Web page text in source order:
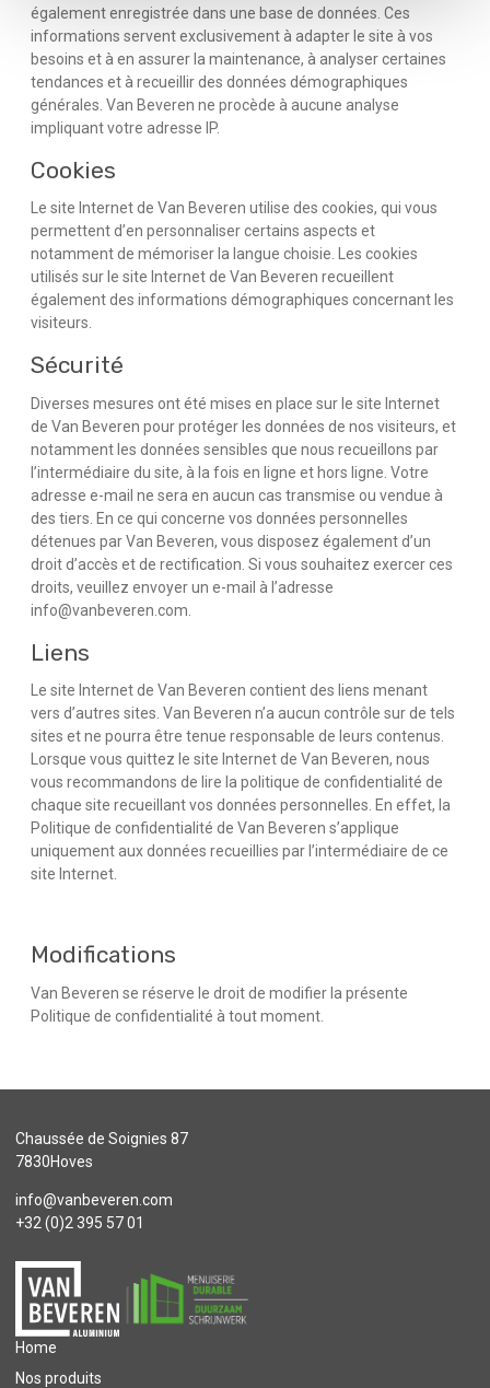
également enregistrée dans une base de données. Ces
informations servent exclusivement à adapter le site à vos
besoins et à en assurer la maintenance, à analyser certaines
tendances et à recueillir des données démographiques
générales. Van Beveren ne procède à aucune analyse
impliquant votre adresse IP.
Cookies
Le site Internet de Van Beveren utilise des cookies, qui vous
permettent d’en personnaliser certains aspects et
notamment de mémoriser la langue choisie. Les cookies
utilisés sur le site Internet de Van Beveren recueillent
également des informations démographiques concernant les
visiteurs.
Sécurité
Diverses mesures ont été mises en place sur le site Internet
de Van Beveren pour protéger les données de nos visiteurs, et
notamment les données sensibles que nous recueillons par
l’intermédiaire du site, à la fois en ligne et hors ligne. Votre
adresse e-mail ne sera en aucun cas transmise ou vendue à
des tiers. En ce qui concerne vos données personnelles
détenues par Van Beveren, vous disposez également d’un
droit d’accès et de rectification. Si vous souhaitez exercer ces
droits, veuillez envoyer un e-mail à l’adresse
info@vanbeveren.com.
Liens
Le site Internet de Van Beveren contient des liens menant
vers d’autres sites. Van Beveren n’a aucun contrôle sur de tels
sites et ne pourra être tenue responsable de leurs contenus.
Lorsque vous quittez le site Internet de Van Beveren, nous
vous recommandons de lire la politique de confidentialité de
chaque site recueillant vos données personnelles. En effet, la
Politique de confidentialité de Van Beveren s’applique
uniquement aux données recueillies par l’intermédiaire de ce
site Internet.
Modifications
Van Beveren se réserve le droit de modifier la présente
Politique de confidentialité à tout moment.
Chaussée de Soignies 87
7830Hoves
info@vanbeveren.com
+32 (0)2 395 57 01
Home
Nos produits